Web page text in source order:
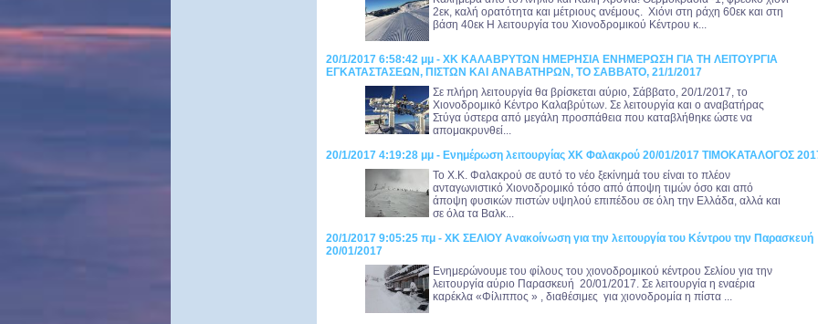
2εκ, καλή ορατότητα και μέτριους ανέμους. Χιόνι στη ράχη 60εκ και στη
βάση 40εκ Η λειτουργία του Χιονοδρομικού Κέντρου κ...
20/1/2017 6:58:42 μμ - ΧΚ ΚΑΛΑΒΡΥΤΩΝ ΗΜΕΡΗΣΙΑ ΕΝΗΜΕΡΩΣΗ ΓΙΑ ΤΗ ΛΕΙΤΟΥΡΓΙΑ
ΕΓΚΑΤΑΣΤΑΣΕΩΝ, ΠΙΣΤΩΝ ΚΑΙ ΑΝΑΒΑΤΗΡΩΝ, ΤΟ ΣΑΒΒΑΤΟ, 21/1/2017
Σε πλήρη λειτουργία θα βρίσκεται αύριο, Σάββατο, 20/1/2017, το
Χιονοδρομικό Κέντρο Καλαβρύτων. Σε λειτουργία και ο αναβατήρας
Στύγα ύστερα από μεγάλη προσπάθεια που καταβλήθηκε ώστε να
απομακρυνθεί...
20/1/2017 4:19:28 μμ - Ενημέρωση λειτουργίας ΧΚ Φαλακρού 20/01/2017 ΤΙΜΟΚΑΤΑΛΟΓΟΣ
Το Χ.Κ. Φαλακρού σε αυτό το νέο ξεκίνημά του είναι το πλέον
ανταγωνιστικό Χιονοδρομικό τόσο από άποψη τιμών όσο και από
άποψη φυσικών πιστών υψηλού επιπέδου σε όλη την Ελλάδα, αλλά και
σε όλα τα Βαλκ...
20/1/2017 9:05:25 πμ - ΧΚ ΣΕΛΙΟΥ Ανακοίνωση για την λειτουργία του Κέντρου την Παρασκευή
20/01/2017
Ενημερώνουμε του φίλους του χιονοδρομικού κέντρου Σελίου για την
λειτουργία αύριο Παρασκευή 20/01/2017. Σε λειτουργία η εναέρια
καρέκλα «Φίλιππος » , διαθέσιμες για χιονοδρομία η πίστα ...